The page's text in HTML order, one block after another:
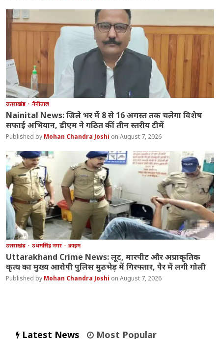
उत्तराखंड नैनीताल
Nainital News: जिले भर में 8 से 16 अगस्त तक चलेगा विशेष
सफाई अभियान, डीएम ने गठित कीं तीन स्तरीय टीमें
Mohan Chandra Joshi August 7, 2026
उत्तराखंड उधमसिंह नगर क्राइम
Uttarakhand Crime News: लूट, मारपीट और अप्राकृतिक
कृत्य का मुख्य आरोपी पुलिस मुठभेड़ में गिरफ्तार, पैर में लगी गोली
Mohan Chandra Joshi August 7, 2026
Latest News Most Popular